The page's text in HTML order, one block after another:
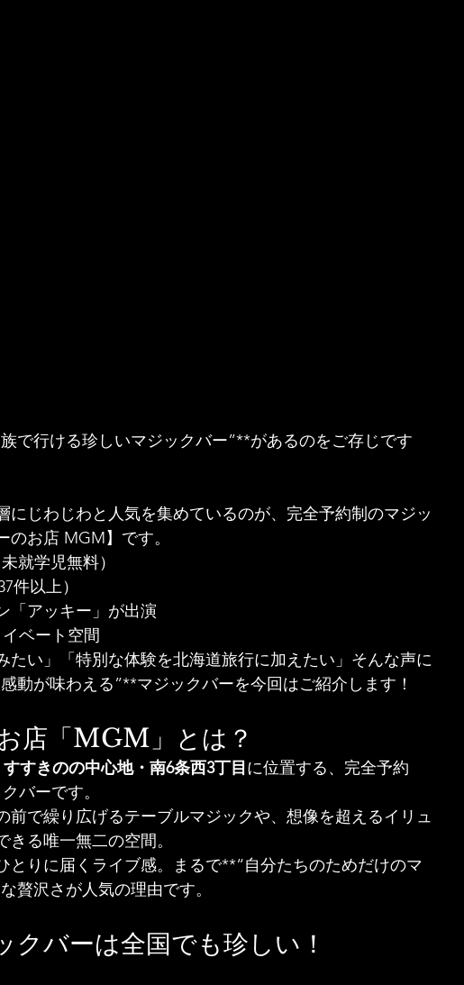
で行ける珍しいマジックバー”**があるのをご存じです
にじわじわと人気を集めているのが、完全予約制のマジッ
お店 MGM】です。
就学児無料）
件以上）
「アッキー」が出演
ベート空間
たい」「特別な体験を北海道旅行に加えたい」そんな声に
動が味わえる”**マジックバーを今回はご紹介します！
店「MGM」とは？
すすきのの中心地・南6条西3丁目 に位置する、完全予約
バーです。
前で繰り広げるテーブルマジックや、想像を超えるイリュ
る唯一無二の空間。
とりに届くライブ感。まるで**“自分たちのためだけのマ
贅沢さが人気の理由です。
バーは全国でも珍しい！